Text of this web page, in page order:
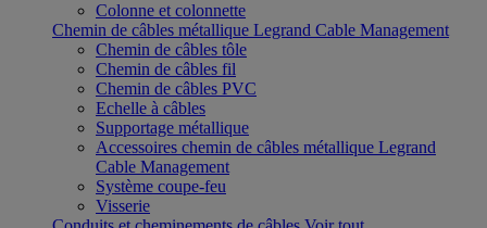
Colonne et colonnette
Chemin de câbles métallique Legrand Cable Management
Chemin de câbles tôle
Chemin de câbles fil
Chemin de câbles PVC
Echelle à câbles
Supportage métallique
Accessoires chemin de câbles métallique Legrand
Cable Management
Système coupe-feu
Visserie